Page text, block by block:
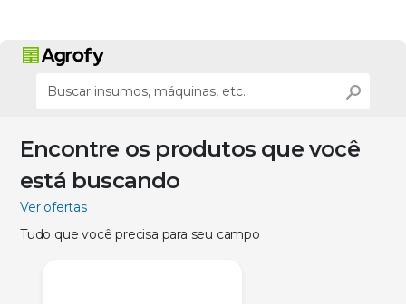
Encontre os produtos que você
está buscando
Ver ofertas
Tudo que você precisa para seu campo